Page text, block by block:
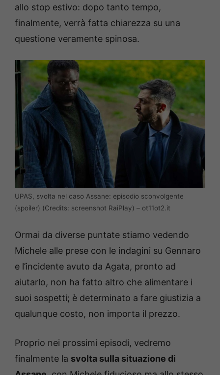
allo stop estivo: dopo tanto tempo,
finalmente, verrà fatta chiarezza su una
questione veramente spinosa.
UPAS, svolta nel caso Assane: episodio sconvolgente
(spoiler) (Credits: screenshot RaiPlay) – ot11ot2.it
Ormai da diverse puntate stiamo vedendo
Michele alle prese con le indagini su Gennaro
e l’incidente avuto da Agata, pronto ad
aiutarlo, non ha fatto altro che alimentare i
suoi sospetti; è determinato a fare giustizia a
qualunque costo, non importa il prezzo.
Proprio nei prossimi episodi, vedremo
finalmente la svolta sulla situazione di